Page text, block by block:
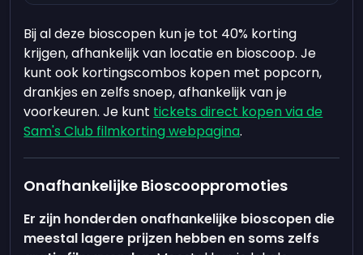
Bij al deze bioscopen kun je tot 40% korting
krijgen, afhankelijk van locatie en bioscoop. Je
kunt ook kortingscombos kopen met popcorn,
drankjes en zelfs snoep, afhankelijk van je
voorkeuren. Je kunt tickets direct kopen via de
Sam's Club filmkorting webpagina.
Onafhankelijke Bioscooppromoties
Er zijn honderden onafhankelijke bioscopen die
meestal lagere prijzen hebben en soms zelfs